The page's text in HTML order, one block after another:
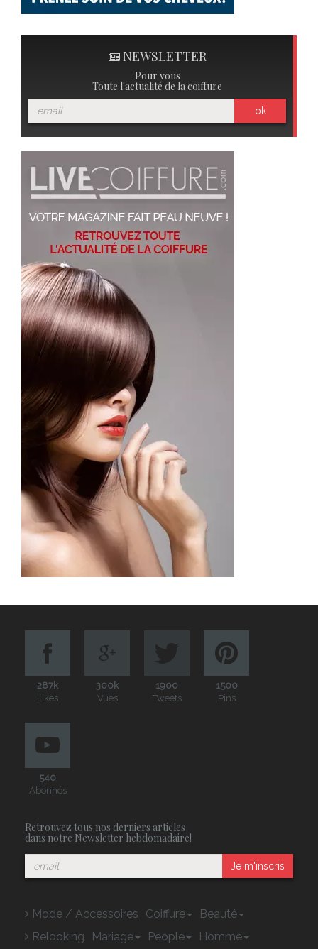
NEWSLETTER
Pour vous
Toute l'actualité de la coiffure
ok
287k
Likes
300k
Vues
1900
Tweets
1500
Pins
540
Abonnés
Retrouvez tous nos derniers articles
dans notre Newsletter hebdomadaire!
Je m'inscris
Mode / Accessoires Coiffure
Beauté
Relooking
Mariage People Homme